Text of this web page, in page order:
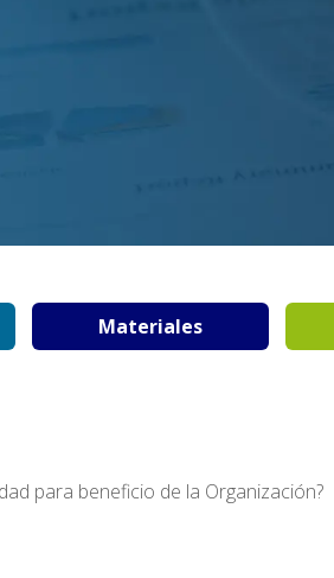
Materiales
para beneficio de la Organización?